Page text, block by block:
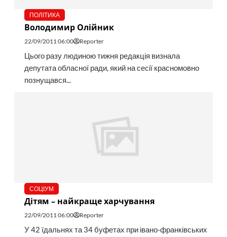
ПОЛІТИКА
Володимир Олійник
22/09/2011 06:00 Reporter
Цього разу людиною тижня редакція визнала
депутата обласної ради, який на сесії красномовно
познущався...
СОЦІУМ
Дітям – найкраще харчування
22/09/2011 06:00 Reporter
У 42 їдальнях та 34 буфетах при івано-франківських